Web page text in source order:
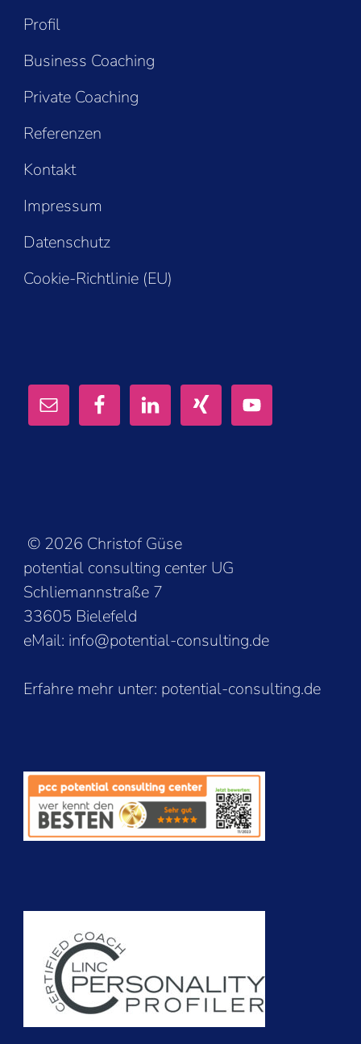
Profil
Business Coaching
Private Coaching
Referenzen
Kontakt
Impressum
Datenschutz
Cookie-Richtlinie (EU)
© 2026 Christof Güse
potential consulting center UG
Schliemannstraße 7
33605 Bielefeld
eMail: info@potential-consulting.de
Erfahre mehr unter: potential-consulting.de